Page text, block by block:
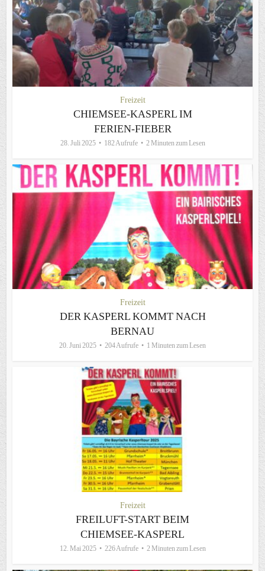
Freizeit
CHIEMSEE-KASPERL IM
FERIEN-FIEBER
28. Juli 2025 182 Aufrufe 2 Minuten zum Lesen
Freizeit
DER KASPERL KOMMT NACH
BERNAU
20. Juni 2025 204 Aufrufe 1 Minuten zum Lesen
Freizeit
FREILUFT-START BEIM
CHIEMSEE-KASPERL
12. Mai 2025 226 Aufrufe 2 Minuten zum Lesen